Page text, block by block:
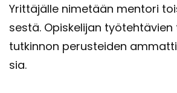
Yrit­tä­jäl­le ni­me­tään men­to­ri
ses­tä. Opis­ke­li­jan
tut­kin­non pe­rus­tei­den
sia.